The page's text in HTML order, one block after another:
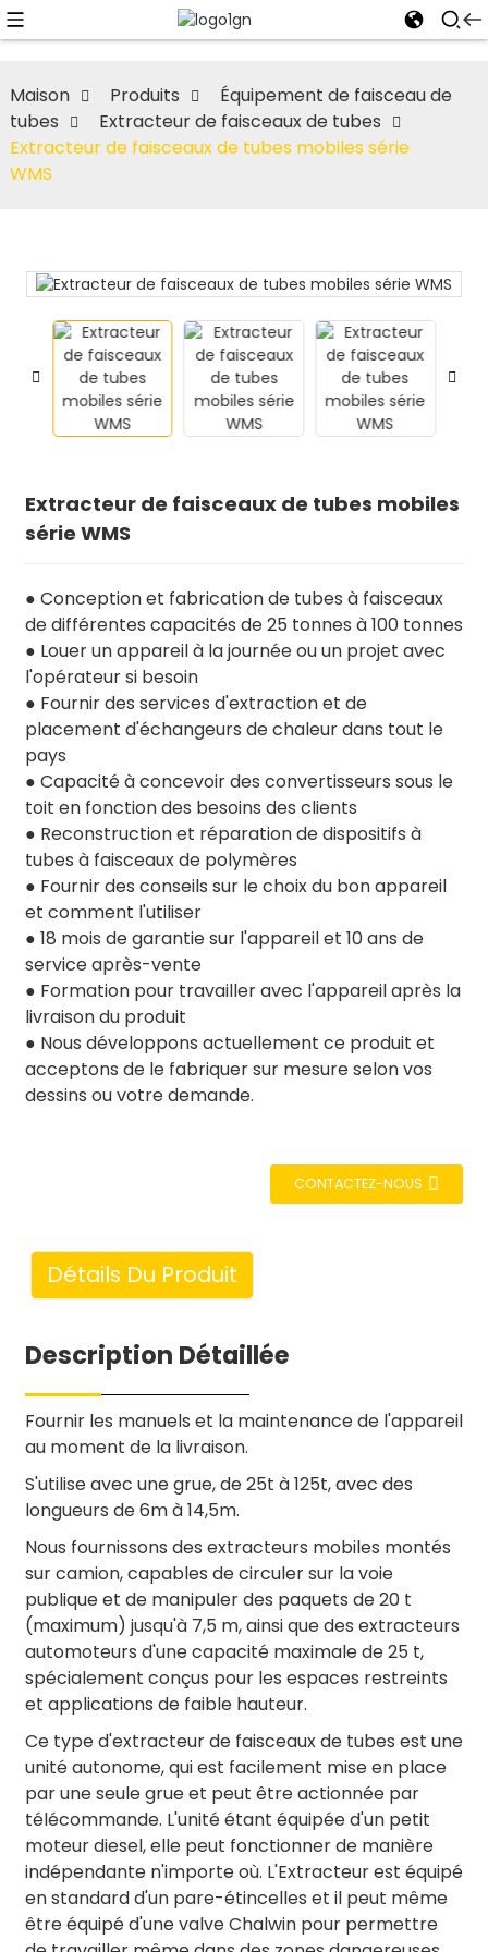
Maison Produits
Équipement de faisceau de
tubes
Extracteur de faisceaux de tubes
Extracteur de faisceaux de tubes mobiles série
WMS
Extracteur de faisceaux de tubes mobiles
série WMS
● Conception et fabrication de tubes à faisceaux
de différentes capacités de 25 tonnes à 100 tonnes
● Louer un appareil à la journée ou un projet avec
l'opérateur si besoin
● Fournir des services d'extraction et de
placement d'échangeurs de chaleur dans tout le
pays
● Capacité à concevoir des convertisseurs sous le
toit en fonction des besoins des clients
● Reconstruction et réparation de dispositifs à
tubes à faisceaux de polymères
● Fournir des conseils sur le choix du bon appareil
et comment l'utiliser
● 18 mois de garantie sur l'appareil et 10 ans de
service après-vente
● Formation pour travailler avec l'appareil après la
livraison du produit
● Nous développons actuellement ce produit et
acceptons de le fabriquer sur mesure selon vos
dessins ou votre demande.
CONTACTEZ-NOUS
Détails Du Produit
Description Détaillée
Fournir les manuels et la maintenance de l'appareil
au moment de la livraison.
S'utilise avec une grue, de 25t à 125t, avec des
longueurs de 6m à 14,5m.
Nous fournissons des extracteurs mobiles montés
sur camion, capables de circuler sur la voie
publique et de manipuler des paquets de 20 t
(maximum) jusqu'à 7,5 m, ainsi que des extracteurs
automoteurs d'une capacité maximale de 25 t,
spécialement conçus pour les espaces restreints
et applications de faible hauteur.
Ce type d'extracteur de faisceaux de tubes est une
unité autonome, qui est facilement mise en place
par une seule grue et peut être actionnée par
télécommande. L'unité étant équipée d'un petit
moteur diesel, elle peut fonctionner de manière
indépendante n'importe où. L'Extracteur est équipé
en standard d'un pare-étincelles et il peut même
être équipé d'une valve Chalwin pour permettre